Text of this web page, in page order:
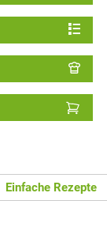
Einfache Rezepte